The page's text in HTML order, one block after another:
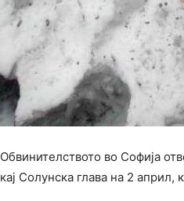
Обвинителството во Софија
кај Солунска глава на 2 април,